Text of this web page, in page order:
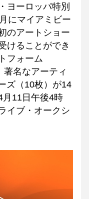
ヨーロッパ特別
にマイアミビー
のアートショー
けることができ
フォーム
名なアーティ
ズ（10枚）が14
月11日午後4時
イブ・オークシ